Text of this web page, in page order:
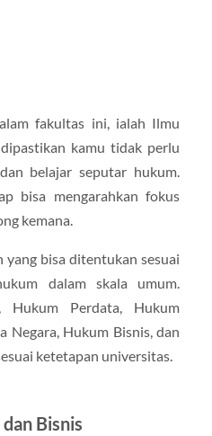
fakultas ini, ialah Ilmu
kamu tidak perlu
belajar seputar hukum.
bisa mengarahkan fokus
kemana.
yang bisa ditentukan sesuai
dalam skala umum.
Hukum Perdata, Hukum
Negara, Hukum Bisnis, dan
ketetapan universitas.
Bisnis